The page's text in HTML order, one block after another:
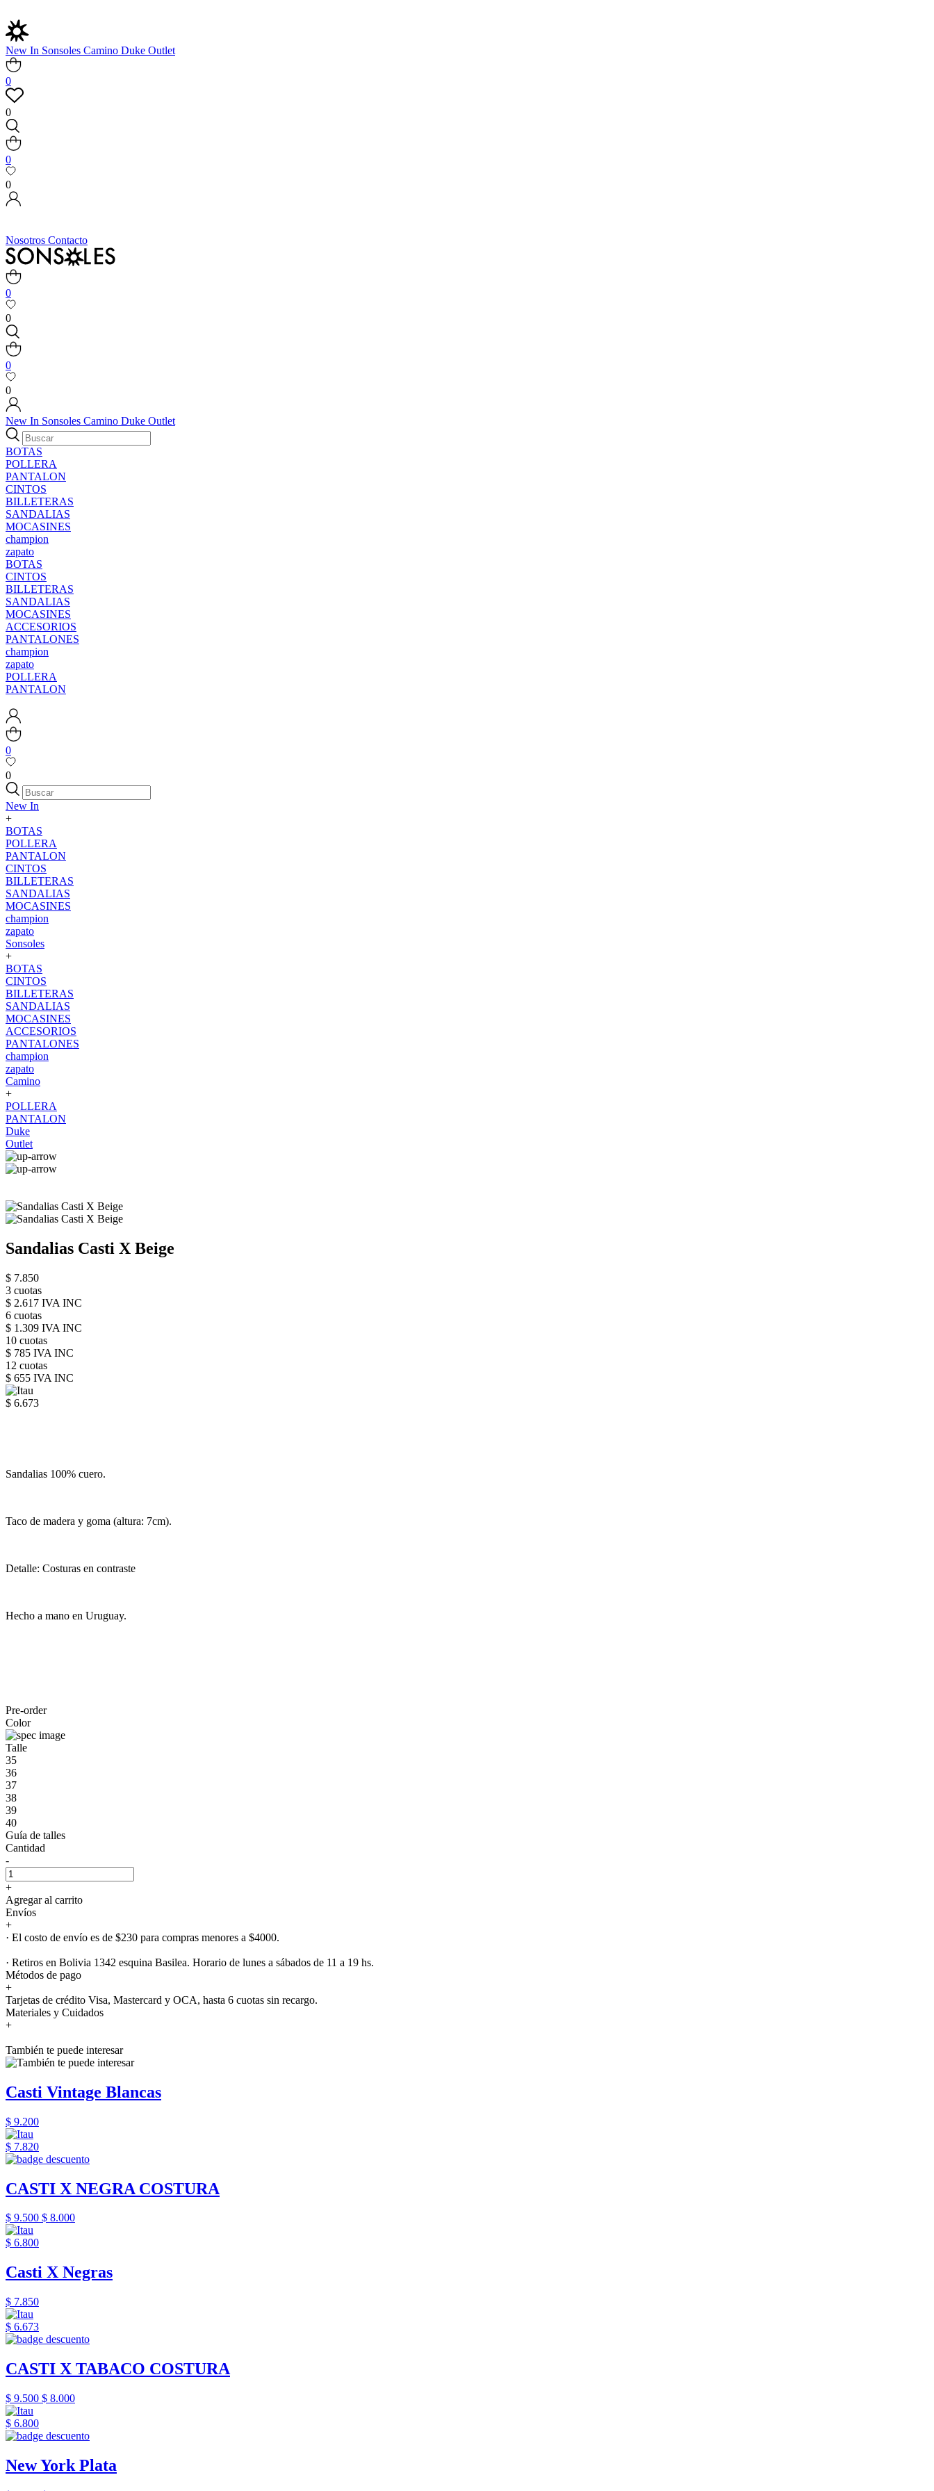
New In Sonsoles Camino Duke Outlet
0
0
0
0
Nosotros Contacto
0
0
0
0
New In Sonsoles Camino Duke Outlet
BOTAS
POLLERA
PANTALON
CINTOS
BILLETERAS
SANDALIAS
MOCASINES
champion
zapato
BOTAS
CINTOS
BILLETERAS
SANDALIAS
MOCASINES
ACCESORIOS
PANTALONES
champion
zapato
POLLERA
PANTALON
0
0
New In
+
BOTAS
POLLERA
PANTALON
CINTOS
BILLETERAS
SANDALIAS
MOCASINES
champion
zapato
Sonsoles
+
BOTAS
CINTOS
BILLETERAS
SANDALIAS
MOCASINES
ACCESORIOS
PANTALONES
champion
zapato
Camino
+
POLLERA
PANTALON
Duke
Outlet
Sandalias Casti X Beige
$ 7.850
3 cuotas
$ 2.617 IVA INC
6 cuotas
$ 1.309 IVA INC
10 cuotas
$ 785 IVA INC
12 cuotas
$ 655 IVA INC
$ 6.673
Sandalias 100% cuero.
Taco de madera y goma (altura: 7cm).
Detalle: Costuras en contraste
Hecho a mano en Uruguay.
Pre-order
Color
Talle
35
36
37
38
39
40
Guía de talles
Cantidad
-
+
Agregar al carrito
Envíos
+
· El costo de envío es de $230 para compras menores a $4000.
· Retiros en Bolivia 1342 esquina Basilea. Horario de lunes a sábados de 11 a 19 hs.
Métodos de pago
+
Tarjetas de crédito Visa, Mastercard y OCA, hasta 6 cuotas sin recargo.
Materiales y Cuidados
+
También te puede interesar
Casti Vintage Blancas
$ 9.200
$ 7.820
CASTI X NEGRA COSTURA
$ 9.500 $ 8.000
$ 6.800
Casti X Negras
$ 7.850
$ 6.673
CASTI X TABACO COSTURA
$ 9.500 $ 8.000
$ 6.800
New York Plata